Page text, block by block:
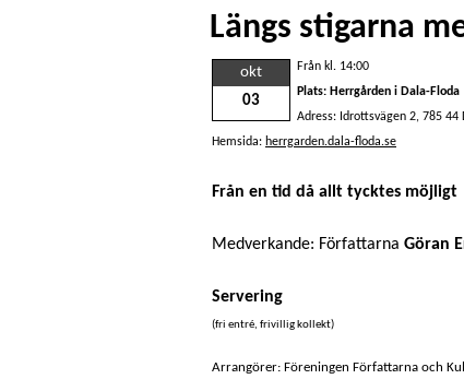
Längs stigarna
okt
03
Från kl. 14:00
Plats: Herrgården i Dala-Floda
Adress: Idrottsvägen 2, 785 44
Hemsida: herrgarden.dala-floda.se
Från en tid då allt tycktes möjligt
Medverkande: Författarna Göran
Servering
(fri entré, frivillig kollekt)
Arrangörer: Föreningen Författarna och